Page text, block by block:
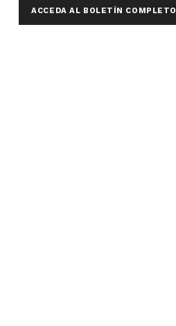
ACCEDA AL BOLETÍN COMPLETO